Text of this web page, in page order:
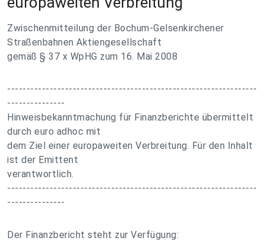
Zwischenmitteilung der Bochum-Gelsenkirchener
Straßenbahnen Aktiengesellschaft
gemäß § 37 x WpHG zum 16. Mai 2008
-----------------------------------------------------------------
---------------
Hinweisbekanntmachung für Finanzberichte übermittelt
durch euro adhoc mit
dem Ziel einer europaweiten Verbreitung. Für den Inhalt
ist der Emittent
verantwortlich.
-----------------------------------------------------------------
---------------
Der Finanzbericht steht zur Verfügung: